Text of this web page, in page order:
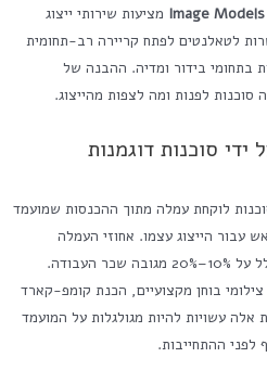
Image מציעות שירותי ייצוג
לטאלנטים לפתח קריירה רב-תחומית
בתחומי בידור ומדיה. ההבנה של
לפנות ומה לצפות מהייצוג.
סוכנות דוגמנות
לוקחת עמלה מתוך ההכנסות שמועמד
עבור הייצוג עצמו. אחוזי העמלה
המקובלים בישראל עומדים בדרך כלל על 10%–20% מגובה שכר העבודה.
בוחן מקצועיים, הכנת קומפ-קארד
אלה עשויות להיות מגולגלות על המועמד
ההתחייבות.